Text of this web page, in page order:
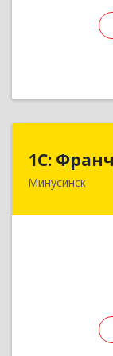
1С:
Минусинск